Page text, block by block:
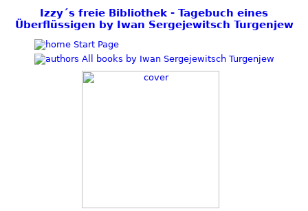
Izzy´s freie Bibliothek - Tagebuch eines
Überflüssigen by Iwan Sergejewitsch Turgenjew
Start Page
All books by Iwan Sergejewitsch Turgenjew